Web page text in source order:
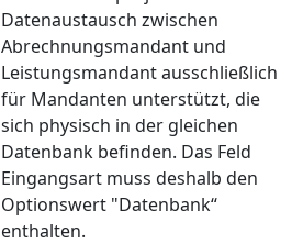
Datenaustausch zwischen
Abrechnungsmandant und
Leistungsmandant ausschließlich
für Mandanten unterstützt, die
sich physisch in der gleichen
Datenbank befinden. Das Feld
Eingangsart muss deshalb den
Optionswert "Datenbank“
enthalten.